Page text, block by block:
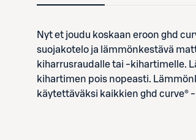
Nyt et joudu koskaan eroon ghd
suojakotelo ja lämmönkestävä
kiharrusraudalle tai -kihartimelle.
kihartimen pois nopeasti.
käytettäväksi kaikkien ghd curve®